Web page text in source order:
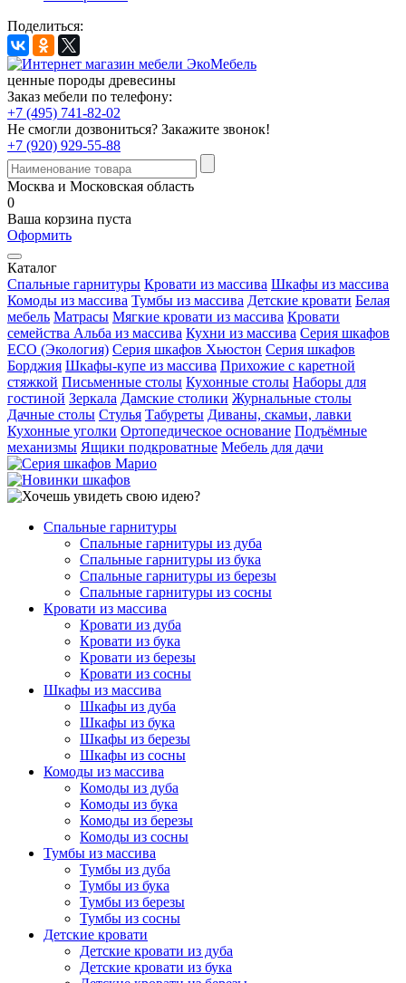
Поделиться:
ценные породы древесины
Заказ мебели по телефону:
+7 (495) 741-82-02
Не смогли дозвониться? Закажите звонок!
+7 (920) 929-55-88
Москва и Московская область
0
Ваша корзина пуста
Оформить
Каталог
Спальные гарнитуры Кровати из массива Шкафы из массива
Комоды из массива Тумбы из массива Детские кровати Белая
мебель Матрасы Мягкие кровати из массива Кровати
семейства Альба из массива Кухни из массива Серия шкафов
ECO (Экология) Серия шкафов Хьюстон Серия шкафов
Борджия Шкафы-купе из массива Прихожие с каретной
стяжкой Письменные столы Кухонные столы Наборы для
гостиной Зеркала Дамские столики Журнальные столы
Дачные столы Стулья Табуреты Диваны, скамьи, лавки
Кухонные уголки Ортопедическое основание Подъёмные
механизмы Ящики подкроватные Мебель для дачи
Спальные гарнитуры
Спальные гарнитуры из дуба
Спальные гарнитуры из бука
Спальные гарнитуры из березы
Спальные гарнитуры из сосны
Кровати из массива
Кровати из дуба
Кровати из бука
Кровати из березы
Кровати из сосны
Шкафы из массива
Шкафы из дуба
Шкафы из бука
Шкафы из березы
Шкафы из сосны
Комоды из массива
Комоды из дуба
Комоды из бука
Комоды из березы
Комоды из сосны
Тумбы из массива
Тумбы из дуба
Тумбы из бука
Тумбы из березы
Тумбы из сосны
Детские кровати
Детские кровати из дуба
Детские кровати из бука